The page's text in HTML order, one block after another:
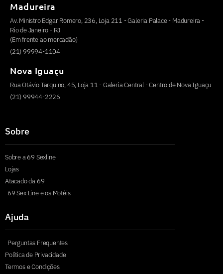
Madureira
Av. Ministro Edgar Romero, 236, Loja 211 - Galeria Palace - Madureira -
Rio de Janeiro - RJ
(Em frente ao mercadão)
(21) 99994-1104
Nova Iguaçu
Rua Otávio Tarquino, 45, Loja 11 - Galeria Central - Centro de Nova Iguaçu
(21) 99944-2226
Sobre
Sobre a 69 Sexline
Lojas
Atacado da 69
69 Sex Line e os Motéis
Ajuda
Perguntas Frequentes
Política de Privacidade
Termos e Condições